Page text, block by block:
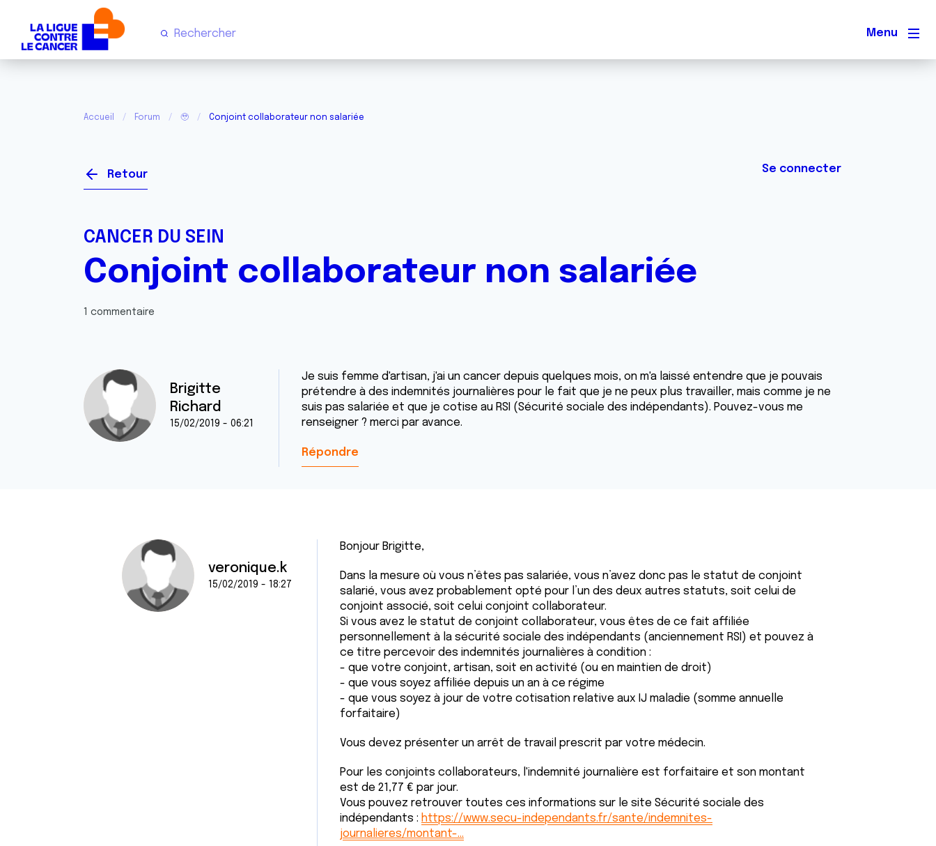
Menu
Accueil Forum 🥹 Conjoint collaborateur non salariée
Retour Se connecter
CANCER DU SEIN
Conjoint collaborateur non salariée
1 commentaire
Brigitte
Richard
15/02/2019 - 06:21
Je suis femme d'artisan, j'ai un cancer depuis quelques mois, on m'a laissé entendre que je pouvais
prétendre à des indemnités journalières pour le fait que je ne peux plus travailler, mais comme je ne
suis pas salariée et que je cotise au RSI (Sécurité sociale des indépendants). Pouvez-vous me
renseigner ? merci par avance.
Répondre
veronique.k
15/02/2019 - 18:27
Bonjour Brigitte,
Dans la mesure où vous n’êtes pas salariée, vous n’avez donc pas le statut de conjoint
salarié, vous avez probablement opté pour l’un des deux autres statuts, soit celui de
conjoint associé, soit celui conjoint collaborateur.
Si vous avez le statut de conjoint collaborateur, vous êtes de ce fait affiliée
personnellement à la sécurité sociale des indépendants (anciennement RSI) et pouvez à
ce titre percevoir des indemnités journalières à condition :
- que votre conjoint, artisan, soit en activité (ou en maintien de droit)
- que vous soyez affiliée depuis un an à ce régime
- que vous soyez à jour de votre cotisation relative aux IJ maladie (somme annuelle
forfaitaire)
Vous devez présenter un arrêt de travail prescrit par votre médecin.
Pour les conjoints collaborateurs, l'indemnité journalière est forfaitaire et son montant
est de 21,77 € par jour.
Vous pouvez retrouver toutes ces informations sur le site Sécurité sociale des
indépendants : https://www.secu-independants.fr/sante/indemnites-
journalieres/montant-…